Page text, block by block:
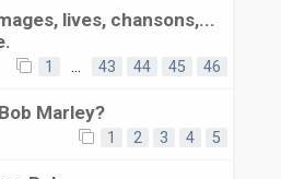
lives, chansons,...
1 43 44 45 46
Marley?
1 2 3 4 5